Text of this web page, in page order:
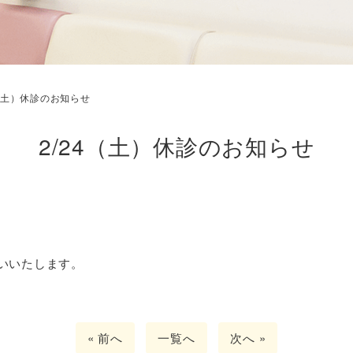
）休診のお知らせ
2/24（土）休診のお知らせ
たします。
« 前へ 一覧へ 次へ »